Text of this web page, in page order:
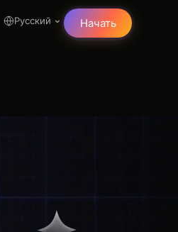
Русский Начать